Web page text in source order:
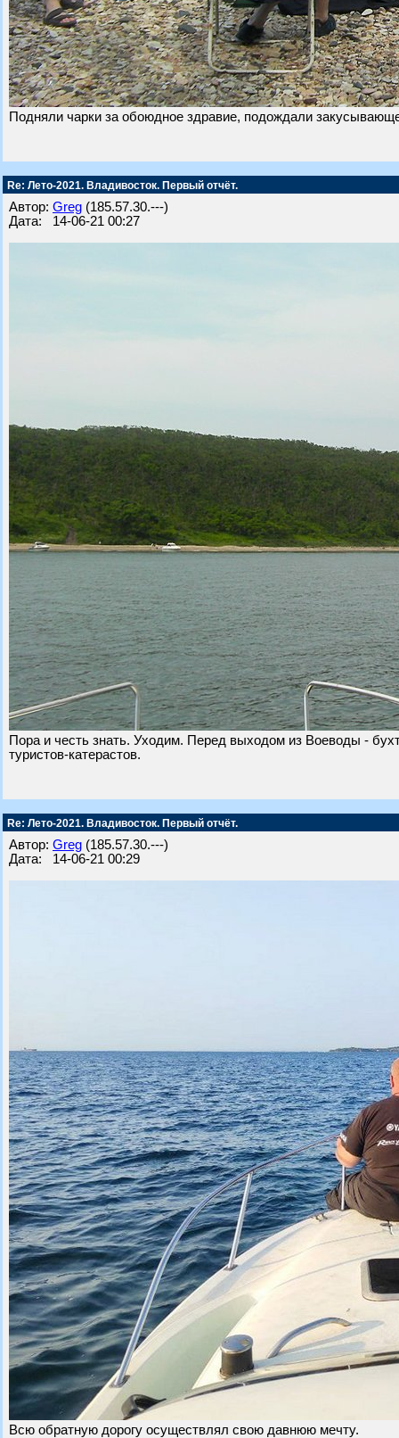
Подняли чарки за обоюдное здравие, подождали
Re: Лето-2021. Владивосток. Первый отчёт.
Автор: Greg (185.57.30.---)
Дата: 14-06-21 00:27
Пора и честь знать. Уходим. Перед выходом из Воеводы -
туристов-катерастов.
Re: Лето-2021. Владивосток. Первый отчёт.
Автор: Greg (185.57.30.---)
Дата: 14-06-21 00:29
Всю обратную дорогу осуществлял свою давнюю мечту.